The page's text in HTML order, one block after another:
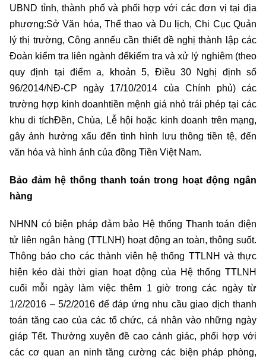
UBND tỉnh, thành phố và phối hợp với các đơn vị tại địa
phương:Sở Văn hóa, Thể thao và Du lịch, Chi Cục Quản
lý thị trường, Công annếu cần thiết đề nghị thành lập các
Đoàn kiểm tra liên ngành đểkiểm tra và xử lý nghiêm (theo
quy định tại điểm a, khoản 5, Điều 30 Nghị định số
96/2014/NĐ-CP ngày 17/10/2014 của Chính phủ) các
trường hợp kinh doanhtiền mệnh giá nhỏ trái phép tại các
khu di tíchĐền, Chùa, Lễ hội hoặc kinh doanh trên mạng,
gây ảnh hưởng xấu đến tình hình lưu thông tiền tệ, đến
văn hóa và hình ảnh của đồng Tiền Việt Nam.
Bảo đảm hệ thống thanh toán trong hoạt động ngân
hàng
NHNN có biện pháp đảm bảo Hệ thống Thanh toán điện
tử liên ngân hàng (TTLNH) hoạt động an toàn, thông suốt.
Thông báo cho các thành viên hệ thống TTLNH và thực
hiện kéo dài thời gian hoạt động của Hệ thống TTLNH
cuối mỗi ngày làm việc thêm 1 giờ trong các ngày từ
1/2/2016 – 5/2/2016 để đáp ứng nhu cầu giao dịch thanh
toán tăng cao của các tổ chức, cá nhân vào những ngày
giáp Tết. Thường xuyên đề cao cảnh giác, phối hợp với
các cơ quan an ninh tăng cường các biện pháp phòng,